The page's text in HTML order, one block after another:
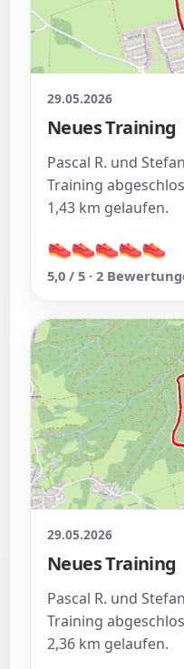
29.05.2026
Neues Training
Pascal R. und
Training
1,43 km gelaufen.
👟
👟👟
👟👟
👟👟
👟👟
👟
5,0 / 5 · 2
29.05.2026
Neues Training
Pascal R. und
Training
2,36 km gelaufen.